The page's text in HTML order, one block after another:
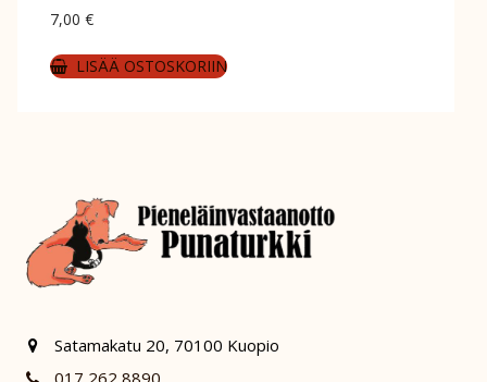
7,00 €
LISÄÄ OSTOSKORIIN
Satamakatu 20, 70100 Kuopio
017 262 8890